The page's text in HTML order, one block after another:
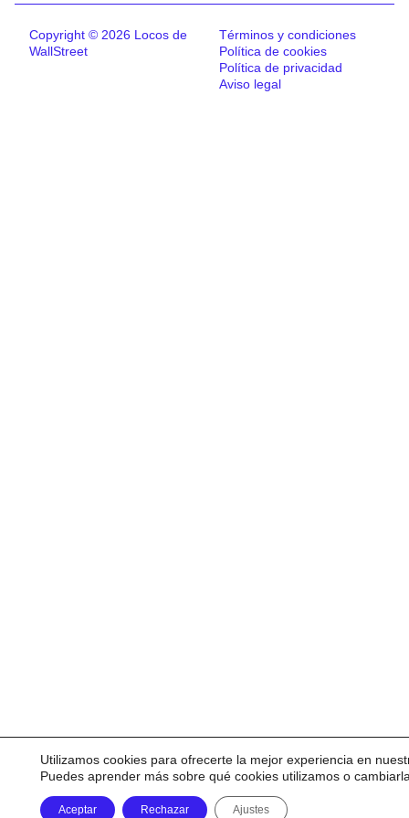
Copyright © 2026 Locos de
WallStreet
Términos y condiciones
Política de cookies
Política de privacidad
Aviso legal
Utilizamos cookies para ofrecerte la mejor experiencia en
Puedes aprender más sobre qué cookies utilizamos o
Aceptar Rechazar Ajustes